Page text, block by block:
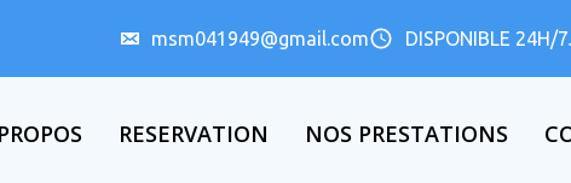
msm041949@gmail.com DISPONIBLE 24H/
RESERVATION NOS PRESTATIONS